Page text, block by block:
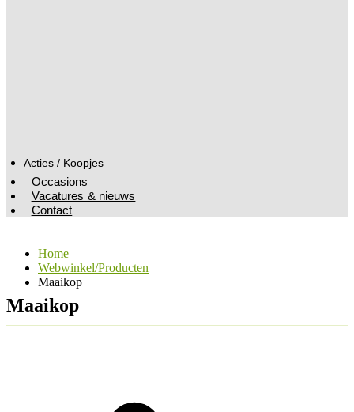
Acties / Koopjes
Occasions
Vacatures & nieuws
Contact
Home
Webwinkel/Producten
Maaikop
Maaikop